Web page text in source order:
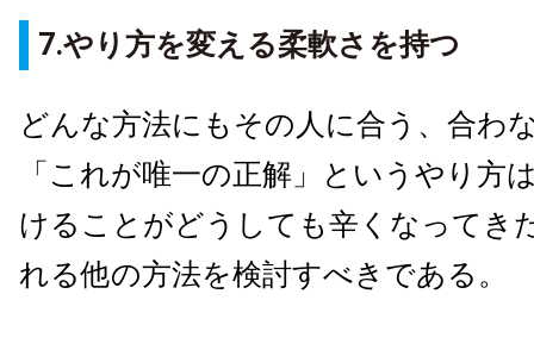
7.やり方を変える柔軟さを持つ
どんな方法にもその人に合う、合わ
「これが唯一の正解」というやり方
けることがどうしても辛くなってき
れる他の方法を検討すべきである。